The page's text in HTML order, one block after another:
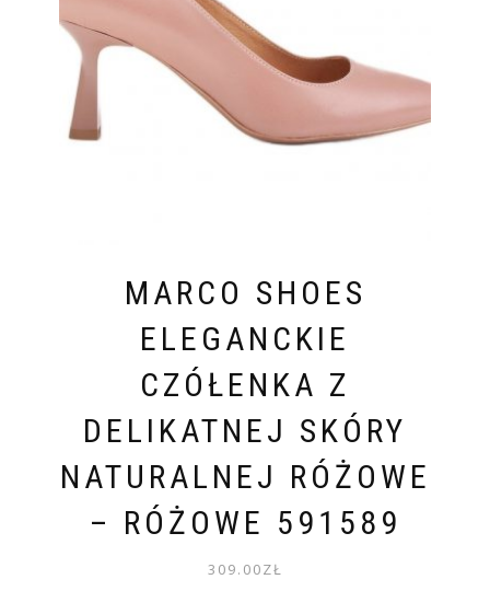
MARCO SHOES
ELEGANCKIE
CZÓŁENKA Z
DELIKATNEJ SKÓRY
NATURALNEJ RÓŻOWE
– RÓŻOWE 591589
309.00ZŁ